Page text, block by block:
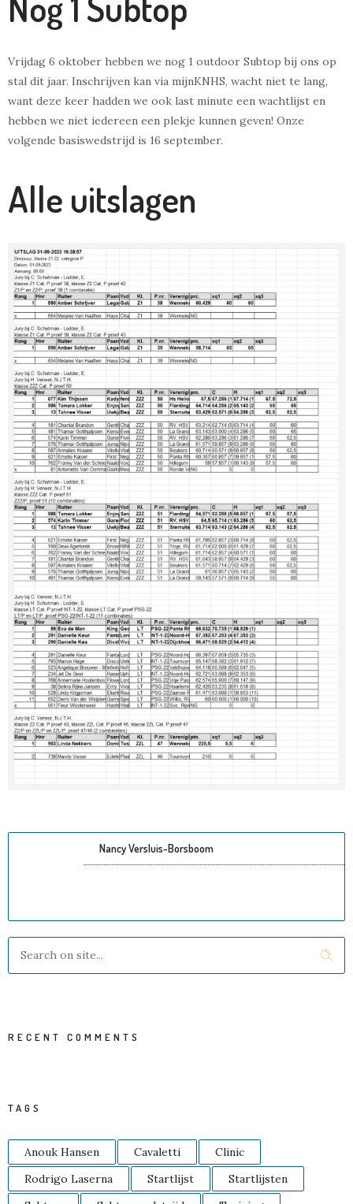
Vrijdag 6 oktober hebben we nog 1 outdoor Subtop bij ons op
stal dit jaar. Inschrijven kan via mijnKNHS, wacht niet te lang,
want deze keer hadden we ook last minute een wachtlijst en
hebben we niet iedereen een plekje kunnen geven! Onze
volgende basiswedstrijd is 16 september.
Alle uitslagen
Nancy Versluis-Borsboom
RECENT COMMENTS
TAGS
Anouk Hansen Cavaletti
Clinic
Rodrigo Laserna
Startlijst
Startlijsten